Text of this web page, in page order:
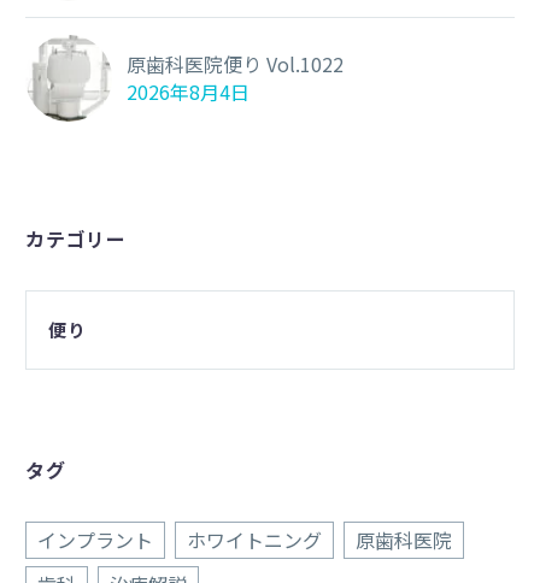
原歯科医院便り Vol.1022
2026年8月4日
カテゴリー
便り
タグ
インプラント ホワイトニング
原歯科医院